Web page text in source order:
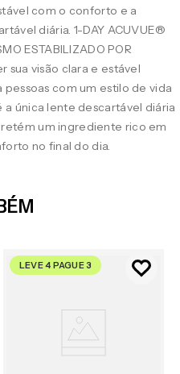
com o conforto e a
diária. 1-DAY ACUVUE®
ESTABILIZADO POR
sua visão clara e estável
com um estilo de vida
a única lente descartável diária
um ingrediente rico em
no final do dia.
LEVE 4 PAGUE 3